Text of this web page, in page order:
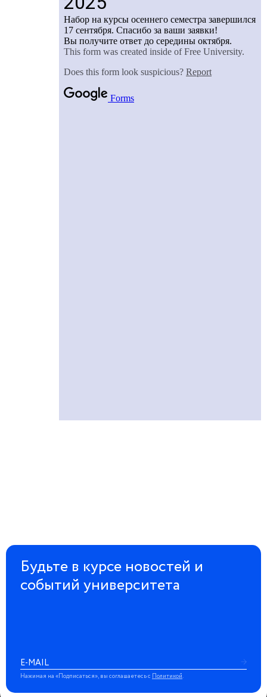
Будьте в курсе новостей и
событий университета
Нажимая на «Подписаться», вы соглашаетесь с Политикой.